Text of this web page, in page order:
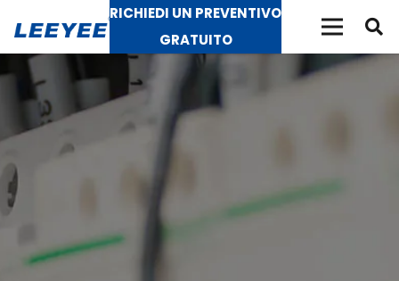
RICHIEDI UN PREVENTIVO
GRATUITO